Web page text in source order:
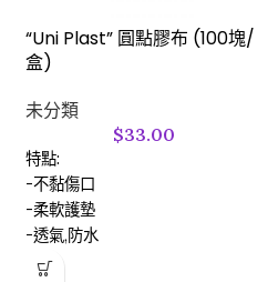
“Uni Plast” 圓點膠布 (100塊/
盒)
未分類
$33.00
特點:
-不黏傷口
-柔軟護墊
-透氣,防水
-防敏感